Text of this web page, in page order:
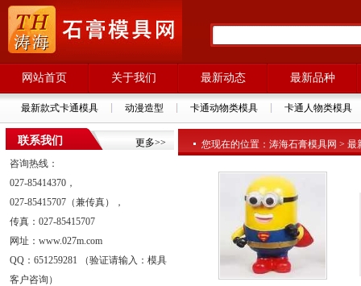
网站首页 关于我们 最新动态 最新品种
最新款式卡通模具 动漫造型 卡通动物类模具 卡通人物类模具
更多>>
联系我们
咨询热线：
027-85414370，
027-85415707（兼传真），
传真：027-85415707
网址：www.027m.com
QQ：651259281 （验证请输入：模具
客户咨询）
您现在的位置：涛海石膏模具网 > 最